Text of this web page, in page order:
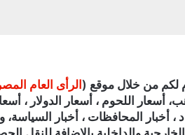
لكم من خلال موقع ( الرأى العام
أسعار اللحوم ، أسعار الدولار ،
، أخبار المحافظات ، أخبار